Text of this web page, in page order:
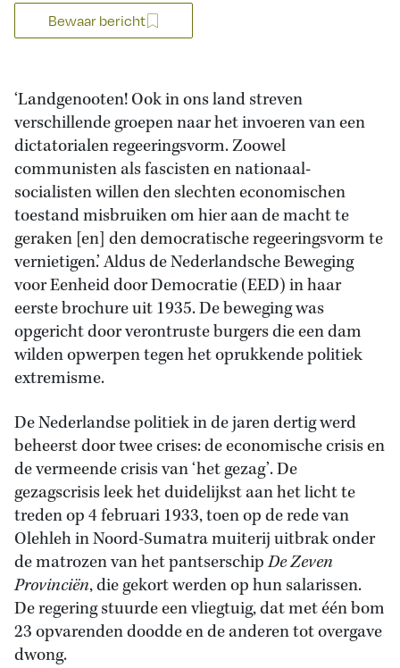
Bewaar bericht
‘Landgenooten! Ook in ons land streven
verschillende groepen naar het invoeren van een
dictatorialen regeeringsvorm. Zoowel
communisten als fascisten en nationaal-
socialisten willen den slechten economischen
toestand misbruiken om hier aan de macht te
geraken [en] den democratische regeeringsvorm te
vernietigen.’ Aldus de Nederlandsche Beweging
voor Eenheid door Democratie (EED) in haar
eerste brochure uit 1935. De beweging was
opgericht door verontruste burgers die een dam
wilden opwerpen tegen het oprukkende politiek
extremisme.
De Nederlandse politiek in de jaren dertig werd
beheerst door twee crises: de economische crisis en
de vermeende crisis van ‘het gezag’. De
gezagscrisis leek het duidelijkst aan het licht te
treden op 4 februari 1933, toen op de rede van
Olehleh in Noord-Sumatra muiterij uitbrak onder
de matrozen van het pantserschipDe Zeven
Provinciën, die gekort werden op hun salarissen.
De regering stuurde een vliegtuig, dat met één bom
23 opvarenden doodde en de anderen tot overgave
dwong.